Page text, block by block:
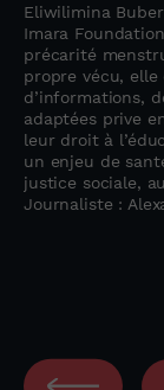
Eliwilimina
Imara
précarité
propre vécu,
d’informations,
adaptées prive
leur droit à
un enjeu de
justice sociale,
Journaliste :